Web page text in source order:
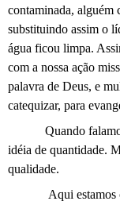
contaminada, alguém
substituindo assim o
água ficou limpa.
com a nossa ação
palavra de Deus, e
catequizar, para
Quando
idéia de quantidade.
qualidade.
Aqui estamos